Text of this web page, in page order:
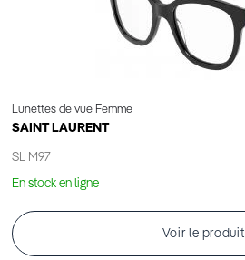
Lunettes de vue Femme
SAINT LAURENT
SL M97
En stock en ligne
Voir le produit